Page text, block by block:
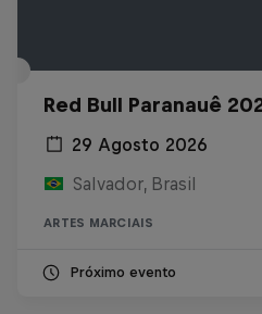
Red Bull Paranauê
29 Agosto 2026
Salvador, Brasil
ARTES MARCIAIS
Próximo evento